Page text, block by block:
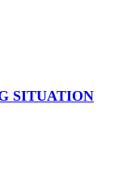
SITUATION